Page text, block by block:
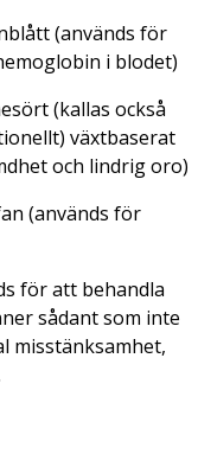
(används för
i blodet)
(kallas också
växtbaserat
och lindrig oro)
(används för
för att behandla
sådant som inte
misstänksamhet,